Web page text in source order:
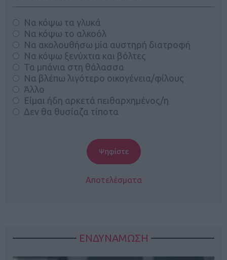
Να κόψω τα γλυκά
Να κόψω το αλκοόλ
Να ακολουθήσω μία αυστηρή διατροφή
Να κόψω ξενύχτια και βόλτες
Τα μπάνια στη θάλασσα
Να βλέπω λιγότερο οικογένεια/φίλους
Άλλο
Είμαι ήδη αρκετά πειθαρχημένος/η
Δεν θα θυσίαζα τίποτα
Αποτελέσματα
ΕΝΔΥΝΑΜΩΣΗ